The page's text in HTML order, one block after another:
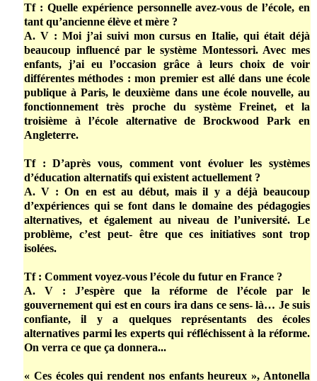
Tf : Quelle expérience personnelle avez-vous de l’école, en
tant qu’ancienne élève et mère ?
A. V : Moi j’ai suivi mon cursus en Italie, qui était déjà
beaucoup influencé par le système Montessori. Avec mes
enfants, j’ai eu l’occasion grâce à leurs choix de voir
différentes méthodes : mon premier est allé dans une école
publique à Paris, le deuxième dans une école nouvelle, au
fonctionnement très proche du système Freinet, et la
troisième à l’école alternative de Brockwood Park en
Angleterre.
Tf : D’après vous, comment vont évoluer les systèmes
d’éducation alternatifs qui existent actuellement ?
A. V : On en est au début, mais il y a déjà beaucoup
d’expériences qui se font dans le domaine des pédagogies
alternatives, et également au niveau de l’université. Le
problème, c’est peut- être que ces initiatives sont trop
isolées.
Tf : Comment voyez-vous l’école du futur en France ?
A. V : J’espère que la réforme de l’école par le
gouvernement qui est en cours ira dans ce sens- là… Je suis
confiante, il y a quelques représentants des écoles
alternatives parmi les experts qui réfléchissent à la réforme.
On verra ce que ça donnera...
« Ces écoles qui rendent nos enfants heureux », Antonella